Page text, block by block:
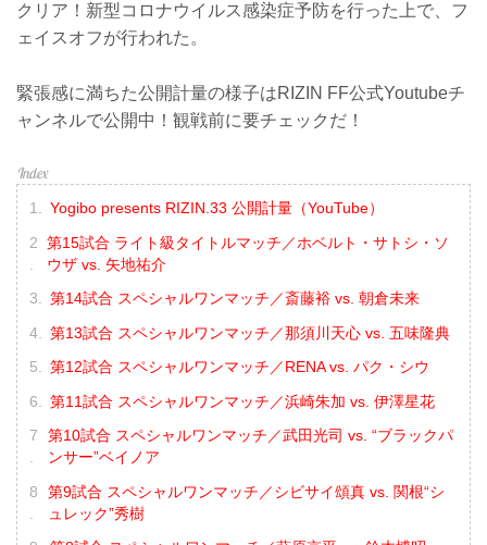
クリア！新型コロナウイルス感染症予防を行った上で、フ
ェイスオフが行われた。
緊張感に満ちた公開計量の様子はRIZIN FF公式Youtubeチ
ャンネルで公開中！観戦前に要チェックだ！
Yogibo presents RIZIN.33 公開計量（YouTube）
第15試合 ライト級タイトルマッチ／ホベルト・サトシ・ソ
ウザ vs. 矢地祐介
第14試合 スペシャルワンマッチ／斎藤裕 vs. 朝倉未来
第13試合 スペシャルワンマッチ／那須川天心 vs. 五味隆典
第12試合 スペシャルワンマッチ／RENA vs. パク・シウ
第11試合 スペシャルワンマッチ／浜崎朱加 vs. 伊澤星花
第10試合 スペシャルワンマッチ／武田光司 vs. “ブラックパ
ンサー”ベイノア
第9試合 スペシャルワンマッチ／シビサイ頌真 vs. 関根“シ
ュレック”秀樹